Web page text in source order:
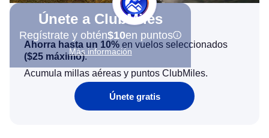
Únete a ClubMiles
Regístrate y obtén$10en puntos
Más información
Ahorra hasta un 10% en vuelos seleccionados
($25 máximo).
Acumula millas aéreas y puntos ClubMiles.
Únete gratis